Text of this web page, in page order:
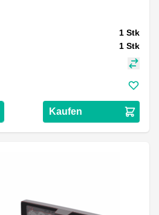
1 Stk
1 Stk
Kaufen